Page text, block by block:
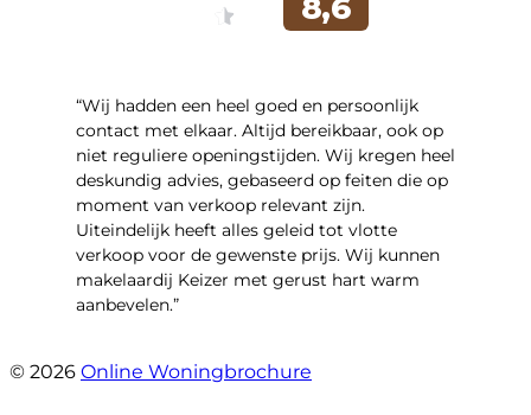
“Wij hadden een heel goed en persoonlijk
contact met elkaar. Altijd bereikbaar, ook op
niet reguliere openingstijden. Wij kregen heel
deskundig advies, gebaseerd op feiten die op
moment van verkoop relevant zijn.
Uiteindelijk heeft alles geleid tot vlotte
verkoop voor de gewenste prijs. Wij kunnen
makelaardij Keizer met gerust hart warm
aanbevelen.”
© 2026 Online Woningbrochure